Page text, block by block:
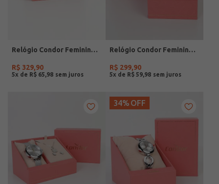
Relógio Condor Feminino DOURADO
R$ 329,90
5x de R$ 65 98
Relógio Condor Feminino DOURADO
R$ 299,90
5x de R$ 59 98
34% OFF